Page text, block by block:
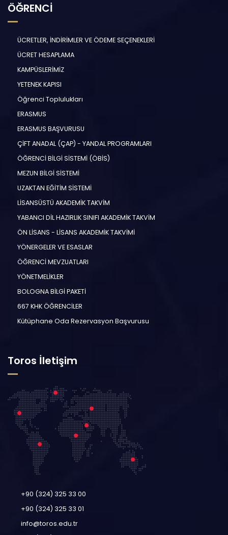
ÖĞRENCİ
ÜCRETLER, İNDİRİMLER VE ÖDEME SEÇENEKLERİ
ÜCRET HESAPLAMA
KAMPÜSLERİMİZ
YETENEK KAPISI
Öğrenci Toplulukları
ERASMUS
ERASMUS BAŞVURUSU
ÇİFT ANADAL (ÇAP) - YANDAL PROGRAMLARI
ÖĞRENCİ BİLGİ SİSTEMİ (ÖBİS)
MEZUN BİLGİ SİSTEMİ
UZAKTAN EĞİTİM SİSTEMİ
LİSANSÜSTÜ AKADEMİK TAKVİM
YABANCI DİL HAZIRLIK SINIFI AKADEMİK TAKVİM
ÖN LİSANS - LİSANS AKADEMİK TAKVİMİ
YÖNERGELER VE ESASLAR
ÖĞRENCİ MEVZUATLARI
YÖNETMELİKLER
BOLOGNA BİLGİ PAKETİ
667 KHK ÖĞRENCİLER
Kütüphane Oda Rezervasyon Başvurusu
Toros İletişim
+90 (324) 325 33 00
+90 (324) 325 33 01
info@toros.edu.tr